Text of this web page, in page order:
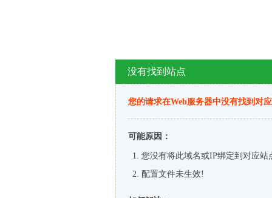
没有找到站点
您的请求在Web服务器中没有找到对
可能原因：
您没有将此域名或IP绑定到对应站
配置文件未生效!